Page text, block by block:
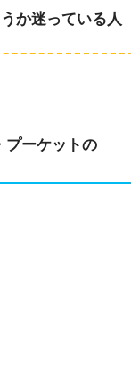
か迷っている人
プーケットの